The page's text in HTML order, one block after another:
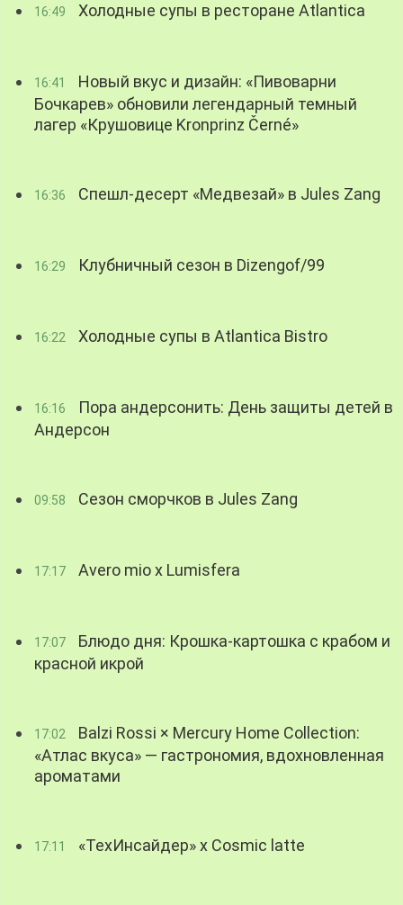
16:49 Холодные супы в ресторане Atlantica
16:41
Новый вкус и дизайн: «Пивоварни
Бочкарев» обновили легендарный темный
лагер «Крушовице Kronprinz Černé»
16:36 Спешл-десерт «Медвезай» в Jules Zang
16:29 Клубничный сезон в Dizengof/99
16:22 Холодные супы в Atlantica Bistro
16:16
Пора андерсонить: День защиты детей в
Андерсон
09:58 Сезон сморчков в Jules Zang
17:17 Avero mio x Lumisfera
17:07
Блюдо дня: Крошка-картошка с крабом и
красной икрой
17:02
Balzi Rossi × Mercury Home Collection:
«Атлас вкуса» — гастрономия, вдохновленная
ароматами
17:11 «ТехИнсайдер» х Cosmic latte